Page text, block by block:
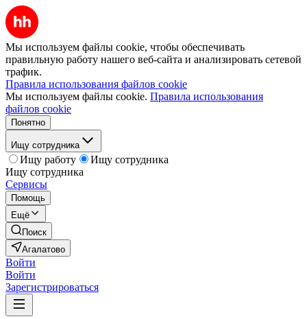
Мы используем файлы cookie, чтобы обеспечивать
правильную работу нашего веб-сайта и анализировать сетевой
трафик.
Правила использования файлов cookie
Мы используем файлы cookie. Правила использования
файлов cookie
Понятно
Ищу сотрудника
Ищу работу
Ищу сотрудника
Ищу сотрудника
Сервисы
Помощь
Ещё
Поиск
Агалатово
Войти
Войти
Зарегистрироваться